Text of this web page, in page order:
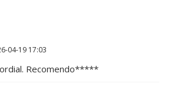
04-19 17:03
Recomendo*****